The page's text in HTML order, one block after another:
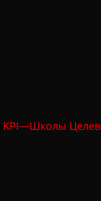
KPI—Школы